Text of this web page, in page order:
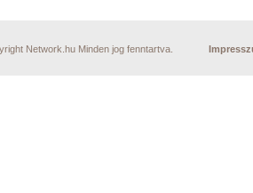
Network.hu Minden jog fenntartva.